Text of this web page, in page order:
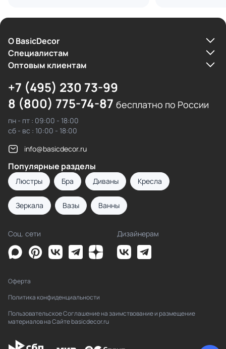
О BasicDecor
Cпециалистам
Оптовым клиентам
+7 (495) 230 73-99
8 (800) 775-74-87 бесплатно по России
пн - пт : 09:00 - 18:00
сб - вс : 10:00 - 18:00
info@basicdecor.ru
Популярные разделы
Люстры Бра Диваны Кресла
Зеркала Вазы Ванны
Соц. сети Дизайнерам
Оферта
Политика конфиденциальности
Пользовательское Соглашение на заимствование и размещение
материалов на Сайте basicdecor.ru